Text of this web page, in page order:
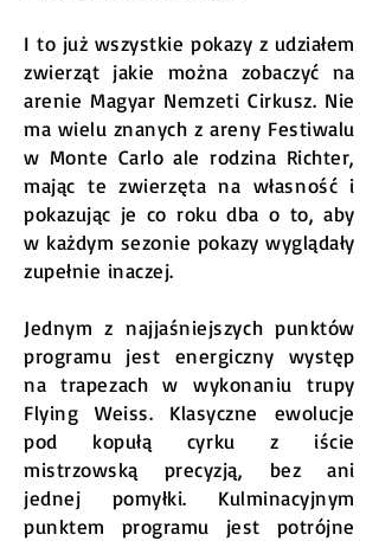
I to już wszystkie pokazy z udziałem
zwierząt jakie można zobaczyć na
arenie Magyar Nemzeti Cirkusz. Nie
ma wielu znanych z areny Festiwalu
w Monte Carlo ale rodzina Richter,
mając te zwierzęta na własność i
pokazując je co roku dba o to, aby
w każdym sezonie pokazy wyglądały
zupełnie inaczej.
Jednym z najjaśniejszych punktów
programu jest energiczny występ
na trapezach w wykonaniu trupy
Flying Weiss. Klasyczne ewolucje
pod kopułą cyrku z iście
mistrzowską precyzją, bez ani
jednej pomyłki. Kulminacyjnym
punktem programu jest potrójne